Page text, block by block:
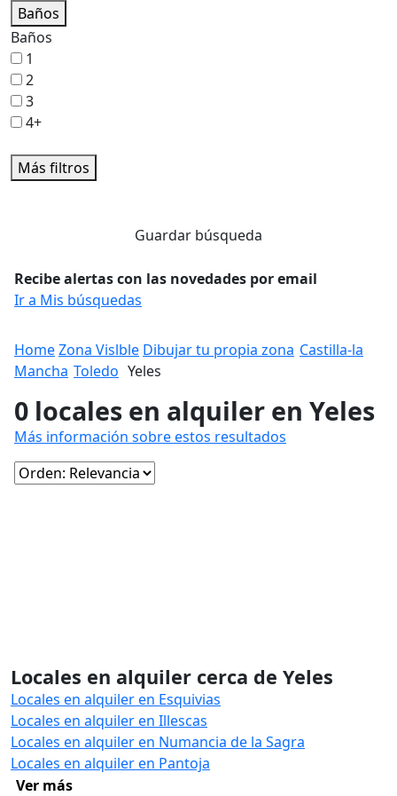
Baños
Baños
1
2
3
4+
Más filtros
Guardar búsqueda
Recibe alertas con las novedades por email
Ir a Mis búsquedas
HomeZona Vislble Dibujar tu propia zona Castilla-la
Mancha Toledo Yeles
0 locales en alquiler en Yeles
Más información sobre estos resultados
Locales en alquiler cerca de Yeles
Locales en alquiler en Esquivias
Locales en alquiler en Illescas
Locales en alquiler en Numancia de la Sagra
Locales en alquiler en Pantoja
Ver más